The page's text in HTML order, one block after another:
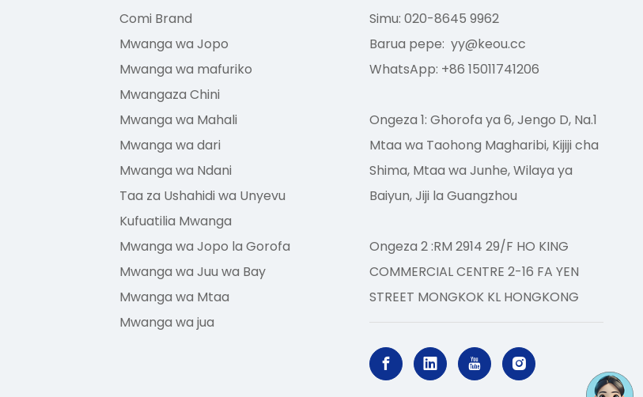
Comi Brand
Mwanga wa Jopo
Mwanga wa mafuriko
Mwangaza Chini
Mwanga wa Mahali
Mwanga wa dari
Mwanga wa Ndani
Taa za Ushahidi wa Unyevu
Kufuatilia Mwanga
Mwanga wa Jopo la Gorofa
Mwanga wa Juu wa Bay
Mwanga wa Mtaa
Mwanga wa jua
Simu: 020-8645 9962
Barua pepe: yy@keou.cc
WhatsApp: +86 15011741206
Ongeza 1: Ghorofa ya 6, Jengo D, Na.1
Mtaa wa Taohong Magharibi, Kijiji cha
Shima, Mtaa wa Junhe, Wilaya ya
Baiyun, Jiji la Guangzhou
Ongeza 2 :RM 2914 29/F HO KING
COMMERCIAL CENTRE 2-16 FA YEN
STREET MONGKOK KL HONGKONG